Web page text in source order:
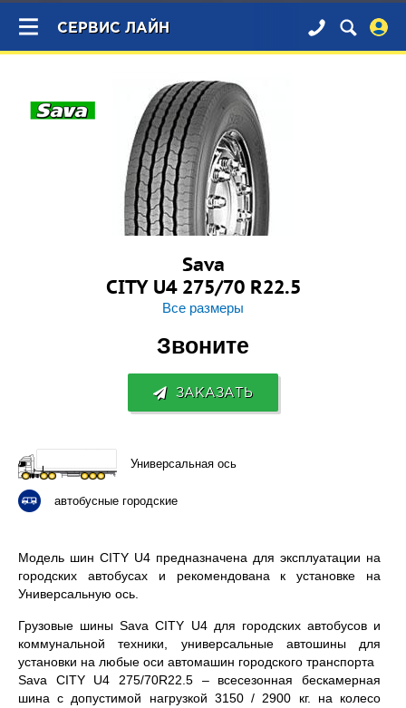
×
СЕРВИС ЛАЙН
Sava
CITY U4 275/70 R22.5
Все размеры
Звоните
ЗАКАЗАТЬ
Универсальная ось
автобусные городские
Модель шин CITY U4 предназначена для эксплуатации на
городских автобусах и рекомендована к установке на
Универсальную ось.
Грузовые шины Sava CITY U4 для городских автобусов и
коммунальной техники, универсальные автошины для
установки на любые оси автомашин городского транспорта
Sava CITY U4 275/70R22.5 – всесезонная бескамерная
шина с допустимой нагрузкой 3150 / 2900 кг. на колесо